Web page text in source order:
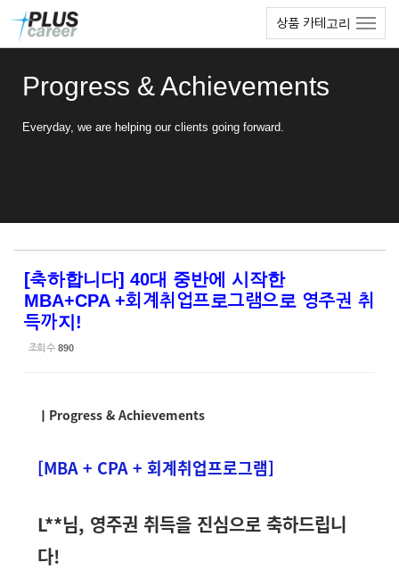
상품 카테고리
Progress & Achievements
Everyday, we are helping our clients going forward.
[축하합니다] 40대 중반에 시작한
MBA+CPA +회계취업프로그램으로 영주권 취
득까지!
조회 수 890
ㅣProgress & Achievements
[MBA + CPA + 회계취업프로그램]
L**님, 영주권 취득을 진심으로 축하드립니
다!